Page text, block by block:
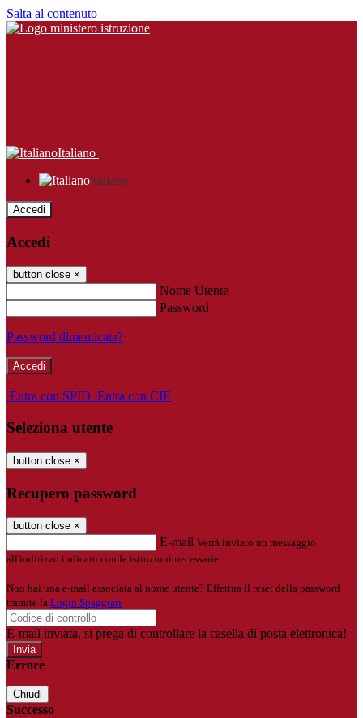
Salta al contenuto
Italiano
Italiano
Accedi
Accedi
button close ×
Nome Utente
Password
Password dimenticata?
-
Entra con SPID Entra con CIE
Seleziona utente
button close ×
Recupero password
button close ×
E-mail Verrà inviato un messaggio
all'indirizzo indicato con le istruzioni necessarie.
Non hai una e-mail associata al nome utente? Effettua il reset della password
tramite la Login Spaggiari
E-mail inviata, si prega di controllare la casella di posta elettronica!
Errore
Chiudi
Successo